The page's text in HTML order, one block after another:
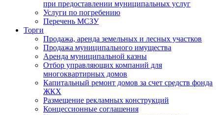
при предоставлении муниципальных услуг
Услуги по погребению
Перечень МСЗУ
Торги
Продажа, аренда земельных и лесных участков
Продажа муниципального имущества
Аренда муниципальной казны
Отбор управляющих компаний для
многоквартирных домов
Капитальный ремонт домов за счет средств фонда
ЖКХ
Размещение рекламных конструкций
Концессионные соглашения